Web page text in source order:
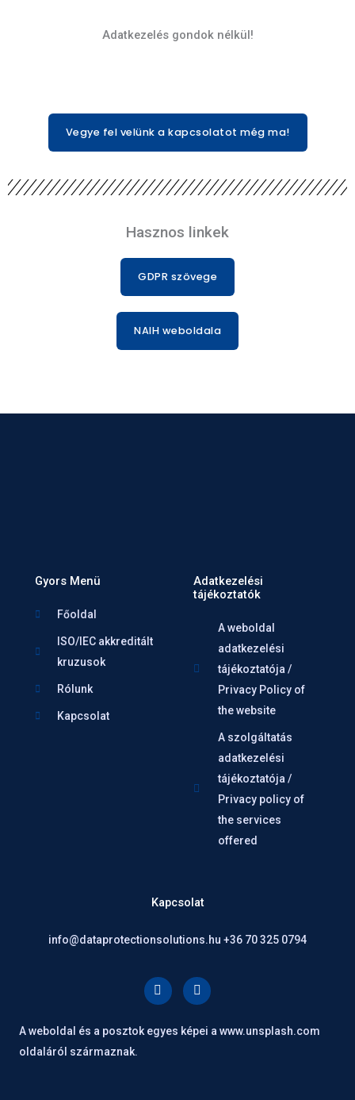
Adatkezelés gondok nélkül!
Vegye fel velünk a kapcsolatot még ma!
Hasznos linkek
GDPR szövege
NAIH weboldala
Gyors Menü
Főoldal
ISO/IEC akkreditált
kruzusok
Rólunk
Kapcsolat
Adatkezelési
tájékoztatók
A weboldal
adatkezelési
tájékoztatója /
Privacy Policy of
the website
A szolgáltatás
adatkezelési
tájékoztatója /
Privacy policy of
the services
offered
Kapcsolat
info@dataprotectionsolutions.hu +36 70 325 0794
F
a
c
b
L
i
n
e
A weboldal és a posztok egyes képei a www.unsplash.com
oldaláról származnak.